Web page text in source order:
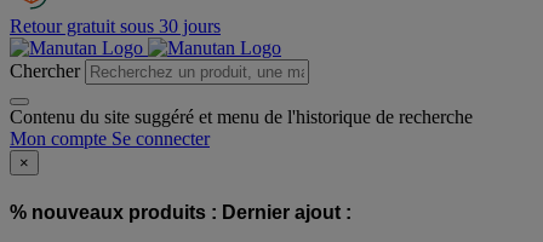
Retour gratuit sous 30 jours
Chercher
Contenu du site suggéré et menu de l'historique de recherche
Mon compte Se connecter
×
% nouveaux produits : Dernier ajout :